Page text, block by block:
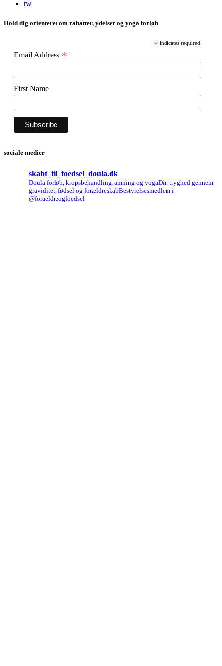
tw
Hold dig orienteret om rabatter, ydelser og yoga forløb
* indicates required
Email Address *
First Name
sociale medier
skabt_til_foedsel_doula.dk
Doula forløb, kropsbehandling, amning og yogaDin tryghed gennem
graviditet, fødsel og forældreskabBestyrelsesmedlem i
@foraeldreogfoedsel